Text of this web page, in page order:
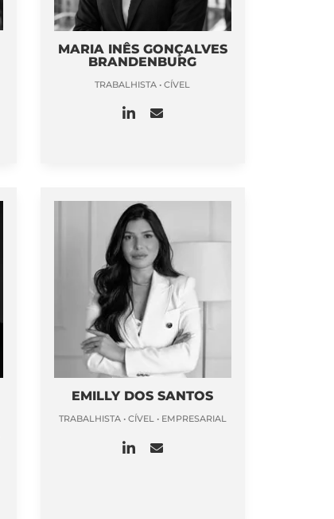
MARIA INÊS GONÇALVES
BRANDENBURG
TRABALHISTA • CÍVEL
EMILLY DOS SANTOS
TRABALHISTA • CÍVEL • EMPRESARIAL